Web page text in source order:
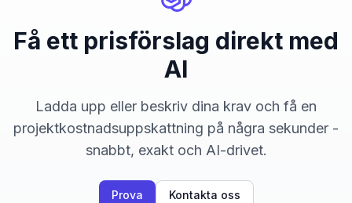
Få ett prisförslag direkt med
AI
Ladda upp eller beskriv dina krav och få en
projektkostnadsuppskattning på några sekunder -
snabbt, exakt och AI-drivet.
Prova Kontakta oss